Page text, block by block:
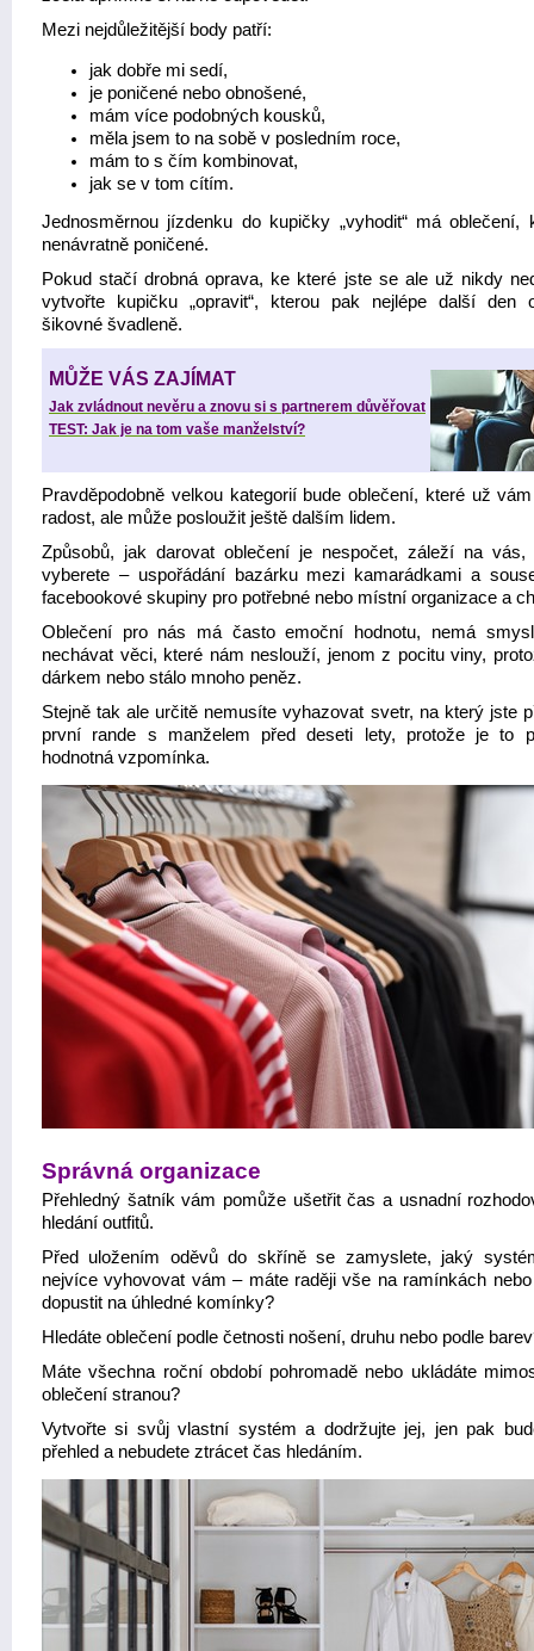
Mezi nejdůležitější body patří:
jak dobře mi sedí,
je poničené nebo obnošené,
mám více podobných kousků,
měla jsem to na sobě v posledním roce,
mám to s čím kombinovat,
jak se v tom cítím.
Jednosměrnou jízdenku do kupičky „vyhodit“ má oblečení,
nenávratně poničené.
Pokud stačí drobná oprava, ke které jste se ale už nikdy
vytvořte kupičku „opravit“, kterou pak nejlépe další den
šikovné švadleně.
MŮŽE VÁS ZAJÍMAT
Jak zvládnout nevěru a znovu si s partnerem důvěřovat
TEST: Jak je na tom vaše manželství?
Pravděpodobně velkou kategorií bude oblečení, které už
radost, ale může posloužit ještě dalším lidem.
Způsobů, jak darovat oblečení je nespočet, záleží na
vyberete – uspořádání bazárku mezi kamarádkami a
facebookové skupiny pro potřebné nebo místní organizace a
Oblečení pro nás má často emoční hodnotu, nemá
nechávat věci, které nám neslouží, jenom z pocitu viny,
dárkem nebo stálo mnoho peněz.
Stejně tak ale určitě nemusíte vyhazovat svetr, na který jste
první rande s manželem před deseti lety, protože je to
hodnotná vzpomínka.
Správná organizace
Přehledný šatník vám pomůže ušetřit čas a usnadní
hledání outfitů.
Před uložením oděvů do skříně se zamyslete, jaký
nejvíce vyhovovat vám – máte raději vše na ramínkách nebo
dopustit na úhledné komínky?
Hledáte oblečení podle četnosti nošení, druhu nebo podle
Máte všechna roční období pohromadě nebo ukládáte
oblečení stranou?
Vytvořte si svůj vlastní systém a dodržujte jej, jen pak
přehled a nebudete ztrácet čas hledáním.